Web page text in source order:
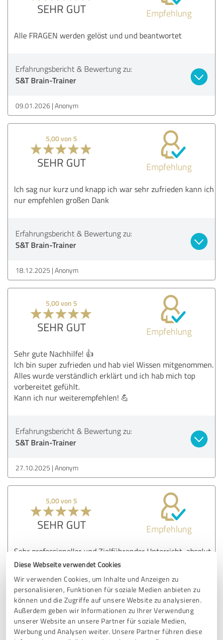
Diese Webseite verwendet Cookies
Wir verwenden Cookies, um Inhalte und Anzeigen zu
personalisieren, Funktionen für soziale Medien anbieten zu
können und die Zugriffe auf unsere Website zu analysieren.
Außerdem geben wir Informationen zu Ihrer Verwendung
unserer Website an unsere Partner für soziale Medien,
Werbung und Analysen weiter. Unsere Partner führen diese
SEHR GUT Empfehlung
Alle FRAGEN werden gelöst und und beantwortet
Erfahrungsbericht & Bewertung zu:
S&T Brain-Trainer
09.01.2026 Anonym
5,00 von 5
SEHR GUT Empfehlung
Ich sag nur kurz und knapp ich war sehr zufrieden kann ich
nur empfehlen großen Dank
Erfahrungsbericht & Bewertung zu:
S&T Brain-Trainer
18.12.2025 Anonym
5,00 von 5
SEHR GUT Empfehlung
Sehr gute Nachhilfe! 👍
Ich bin super zufrieden und hab viel Wissen mitgenommen.
Alles wurde verständlich erklärt und ich hab mich top
vorbereitet gefühlt.
Kann ich nur weiterempfehlen! 💪
Erfahrungsbericht & Bewertung zu:
S&T Brain-Trainer
27.10.2025 Anonym
5,00 von 5
SEHR GUT Empfehlung
Sehr professioneller und Zielführender Unterricht, absolut
zu empfehlen.
Erfahrungsbericht & Bewertung zu:
S&T Brain-Trainer
10.09.2025 Anonym